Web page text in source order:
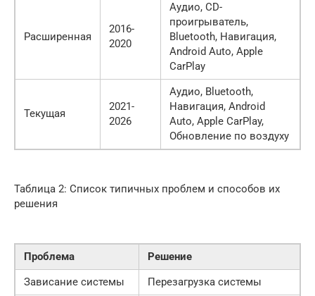
Расширенная
2016-
2020
Аудио, CD-
проигрыватель,
Bluetooth, Навигация,
Android Auto, Apple
CarPlay
Текущая
2021-
2026
Аудио, Bluetooth,
Навигация, Android
Auto, Apple CarPlay,
Обновление по воздуху
Таблица 2: Список типичных проблем и способов их
решения
Проблема
Решение
Зависание системы
Перезагрузка системы